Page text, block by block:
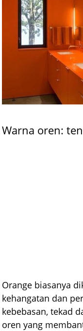
Warna oren:
Orange biasanya
kehangatan dan
kebebasan, tekad
oren yang